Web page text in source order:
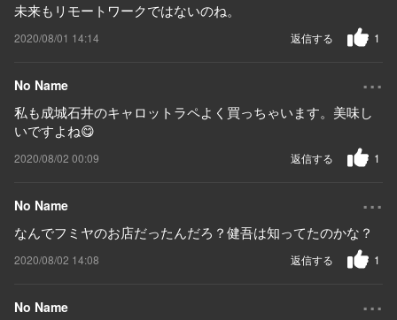
未来もリモートワークではないのね。
2020/08/01 14:14 1
返信する
No Name ...
私も成城石井のキャロットラペよく買っちゃいます。美味し
いですよね😋
2020/08/02 00:09 1
返信する
No Name ...
なんでフミヤのお店だったんだろ？健吾は知ってたのかな？
2020/08/02 14:08 1
返信する
No Name ...